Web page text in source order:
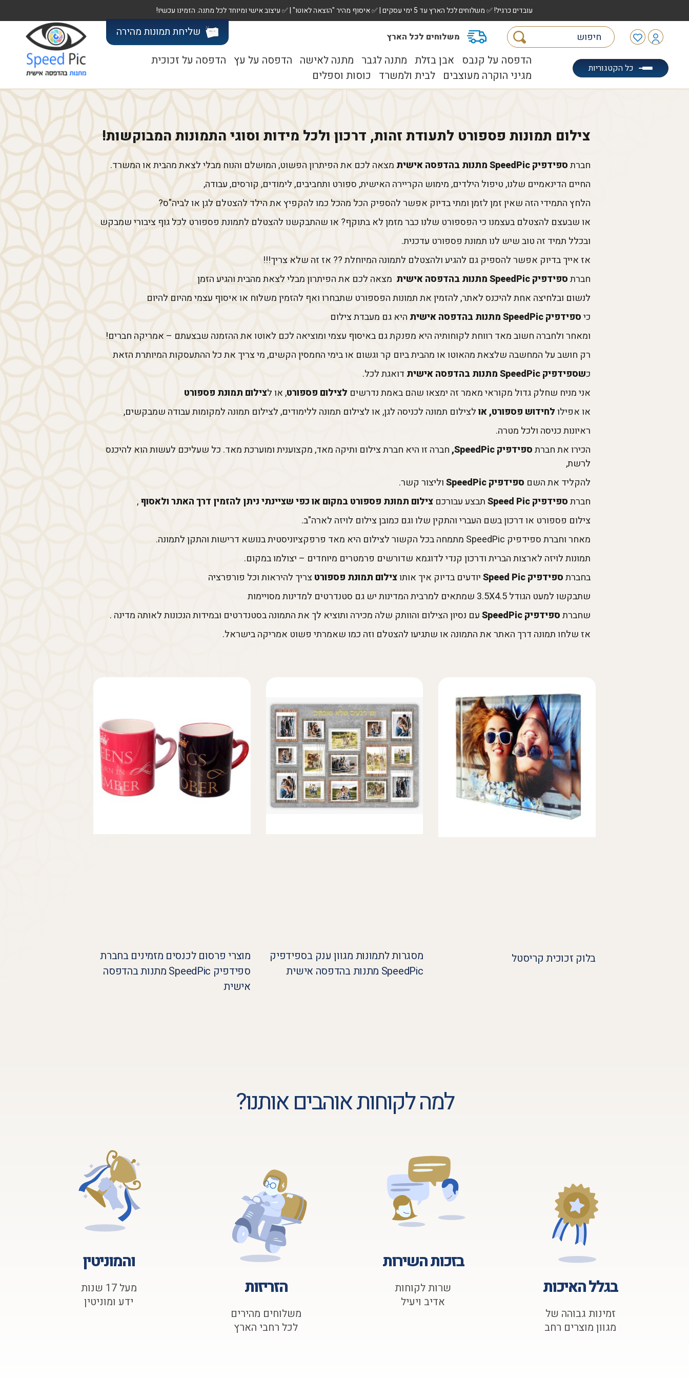
עובדים כרגיל! ✅ משלוחים לכל הארץ עד 5 ימי עסקים | ✅ איסוף מהיר "הוצאה לאוטו" | ✅ עיצוב אישי ומיוחד לכל מתנה. הזמינו עכשיו!
משלוחים לכל הארץ שליחת תמונות מהירה
כל הקטגוריות
הדפסה על קנבס אבן בזלת מתנה לגבר מתנה לאישה הדפסה על עץ הדפסה על זכוכית
מגיני הוקרה מעוצבים לבית ולמשרד כוסות וספלים
צילום תמונות פספורט לתעודת זהות, דרכון ולכל מידות וסוגי התמונות המבוקשות!
חברתספידפיק SpeedPic מתנות בהדפסה אישית
מצאה לכם את הפיתרון הפשוט, המושלם והנוח מבלי לצאת מהבית או המשרד.
החיים הדינאמיים שלנו, טיפול הילדים, מימוש הקריירה האישית, ספורט ותחביבים, לימודים, קורסים, עבודה,
הלחץ התמידי הזה שאין זמן לזמן ומתי בדיוק אפשר להספיק הכל מהכל כמו להקפיץ את הילד להצטלם לגן או לביה"ס?
או שבעצם להצטלם בעצמנו כי הפספורט שלנו כבר מזמן לא בתוקף? או שהתבקשנו להצטלם לתמונת פספורט לכל גוף ציבורי שמבקש
ובכלל תמיד זה טוב שיש לנו תמונת פספורט עדכנית.
אז אייך בדיוק אפשר להספיק גם להגיע ולהצטלם לתמונה המיוחלת ?? אז זה שלא צריך!!!
חברתספידפיק SpeedPic מתנות בהדפסה אישית
מצאה לכם את הפיתרון מבלי לצאת מהבית והגיע הזמן
לנשום ובלחיצה אחת להיכנס לאתר, להזמין את תמונות הפספורט שתבחרו ואף להזמין משלוח או איסוף עצמי מהיום להיום
כיספידפיק SpeedPic מתנות בהדפסה אישית
היא גם מעבדת צילום
ומאחר ולחברה חשוב מאד רווחת לקוחותיה היא מפנקת גם באיסוף עצמי ומוציאה לכם לאוטו את ההזמנה שבצעתם – אמריקה חברים!
רק חושב על המחשבה שלצאת מהאוטו או מהבית ביום קר וגשום או בימי החמסין הקשים, מי צריך את כל ההתעסקות המיותרת הזאת
כשספידפיק SpeedPic מתנות בהדפסה אישית
דואגת לכל.
אני מניח שחלק גדול מקוראי מאמר זה ימצאו שהם באמת נדרשים לצילום פספורט, או לצילום תמונת פספורט
או אפילולחידוש פספורט, אולצילום תמונה לכניסה לגן, או לצילום תמונה ללימודים, לצילום תמונה למקומות עבודה שמבקשים,
ראיונות כניסה ולכל מטרה.
הכירו את חברתספידפיקSpeedPic, חברה זו היא חברת צילום ותיקה מאד, מקצוענית ומוערכת מאד. כל שעליכם לעשות הוא להיכנס
לרשת,
להקליד את השם ספידפיקSpeedPicוליצור קשר.
חברתספידפיקSpeed Picתבצע עבורכם צילום תמונת פספורט במקום או כפי שציינתי ניתן להזמין דרך האתר ולאסוף,
צילום פספורט או דרכון בשם העברי והתקין שלו וגם כמובן צילום לויזה לארה"ב.
מאחר וחברת ספידפיק SpeedPic מתמחה בכל הקשור לצילום היא מאד פרפקציוניסטית בנושא דרישות והתקן לתמונה.
תמונות לויזה לארצות הברית ודרכון קנדי לדוגמא שדורשים פרמטרים מיוחדים – יצולמו במקום.
בחברתספידפיקSpeed Picיודעים בדיוק איך אותוצילום תמונת פספורטצריך להיראות וכל פורפרציה
שתבקשו למעט הגודל 3.5X4.5 שמתאים למרבית המדינות יש גם סטנדרטים למדינות מסויימות
שחברתספידפיק SpeedPic
עם נסיון הצילום והוותק שלה מכירה ותוציא לך את התמונה בסטנדרטים ובמידות הנכונות לאותה מדינה .
אז שלחו תמונה דרך האתר את התמונה או שתגיעו להצטלם וזה כמו שאמרתי פשוט אמריקה בישראל.
בלוק זכוכית קריסטל
מסגרות לתמונות מגוון ענק בספידפיק
SpeedPic מתנות בהדפסה אישית
מוצרי פרסום לכנסים מזמינים בחברת
ספידפיק SpeedPic מתנות בהדפסה
אישית
למה לקוחות אוהבים אותנו?
בגלל האיכות
זמינות גבוהה של
מגוון מוצרים רחב
בזכות השירות
שרות לקוחות
אדיב ויעיל
הזריזות
משלוחים מהירים
לכל רחבי הארץ
והמוניטין
מעל 17 שנות
ידע ומוניטין